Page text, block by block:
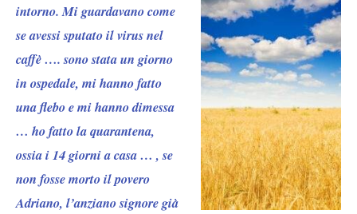
intorno. Mi guardavano come
se avessi sputato il virus nel
caffè…. sono stata un giorno
in ospedale, mi hanno fatto
una flebo e mi hanno dimessa
… ho fatto la quarantena,
ossia i 14 giorni a casa … , se
non fosse morto il povero
Adriano, l’anziano signore già